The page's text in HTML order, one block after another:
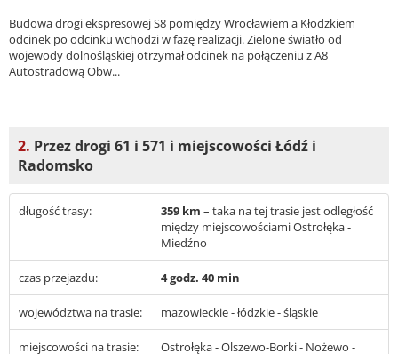
Budowa drogi ekspresowej S8 pomiędzy Wrocławiem a Kłodzkiem
odcinek po odcinku wchodzi w fazę realizacji. Zielone światło od
wojewody dolnośląskiej otrzymał odcinek na połączeniu z A8
Autostradową Obw...
2. Przez drogi 61 i 571 i miejscowości Łódź i
Radomsko
długość trasy: 359 km – taka na tej trasie jest odległość
między miejscowościami Ostrołęka -
Miedźno
czas przejazdu: 4 godz. 40 min
województwa na trasie: mazowieckie - łódzkie - śląskie
miejscowości na trasie: Ostrołęka - Olszewo-Borki - Nożewo -